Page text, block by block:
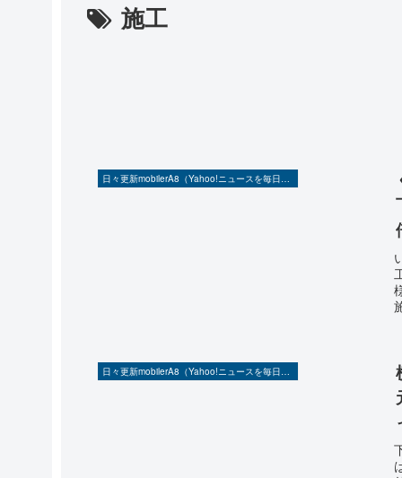
施工
日々更新mobilerA8（Yahoo!ニュースを毎日ウォッチ）
日々更新mobilerA8（Yahoo!ニュースを毎日ウォッチ）